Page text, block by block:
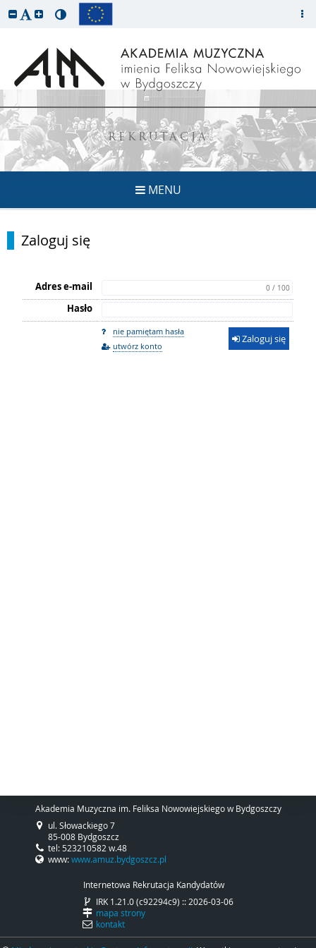
REKRUTACJA
MENU
Zaloguj się
Adres e-mail 0 / 100
Hasło
nie pamiętam hasła
utwórz konto
Zaloguj się
Akademia Muzyczna im. Feliksa Nowowiejskiego w Bydgoszczy
ul. Słowackiego 7
85-008 Bydgoszcz
tel: 523210582 w.48
www:www.amuz.bydgoszcz.pl
Internetowa Rekrutacja Kandydatów
IRK 1.21.0 (c92294c9) :: 2026-03-06
mapa strony
kontakt